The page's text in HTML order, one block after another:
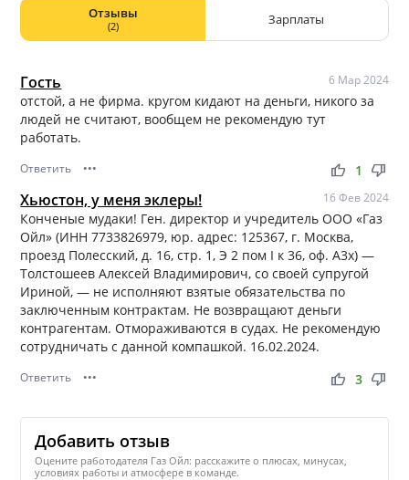
Отзывы
(2) Зарплаты
Гость 6 Мар 2024
отстой, а не фирма. кругом кидают на деньги, никого за
людей не считают, вообщем не рекомендую тут
работать.
Ответить ••• thumb_up thumb_down
1
Хьюстон, у меня эклеры! 16 Фев 2024
Конченые мудаки! Ген. директор и учредитель ООО «Газ
Ойл» (ИНН 7733826979, юр. адрес: 125367, г. Москва,
проезд Полесский, д. 16, стр. 1, Э 2 пом I к 36, оф. А3х) —
Толстошеев Алексей Владимирович, со своей супругой
Ириной, — не исполняют взятые обязательства по
заключенным контрактам. Не возвращают деньги
контрагентам. Отмораживаются в судах. Не рекомендую
сотрудничать с данной компашкой. 16.02.2024.
Ответить ••• thumb_up thumb_down
3
Добавить отзыв
Оцените работодателя Газ Ойл: расскажите о плюсах, минусах,
условиях работы и атмосфере в команде.